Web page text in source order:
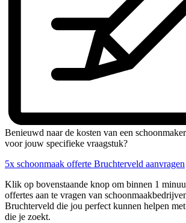
Benieuwd naar de kosten van een
voor jouw specifieke vraagstuk?
5x schoonmaak offerte Bruchterveld aanvragen
Klik op bovenstaande knop om binnen 1
offertes aan te vragen van
Bruchterveld die jou perfect kunnen helpen
die je zoekt.